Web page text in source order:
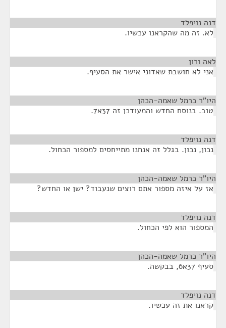
דנה נויפלד
לא. זה מה שהקראנו עכשיו.
לאה ורון
אני לא חושבת שאדוני אישר את הסעיף.
היו"ר כרמל שאמה-הכהן
טוב. בנוסח החדש והמעודכן זה 37א7.
דנה נויפלד
נכון, נכון. בגלל זה אנחנו מתייחסים למספור הכחול.
היו"ר כרמל שאמה-הכהן
אז על איזה מספור אתם רוצים שנעבוד? ישן או החדש?
דנה נויפלד
המספור הוא לפי הכחול.
היו"ר כרמל שאמה-הכהן
סעיף 37א6, בבקשה.
דנה נויפלד
קראנו את זה עכשיו.